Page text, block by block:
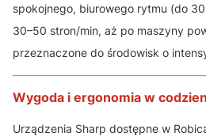
spokojnego, biurowego rytmu (do
30–50 stron/min, aż po maszyny
przeznaczone do środowisk o
Wygoda i ergonomia w
Urządzenia Sharp dostępne w